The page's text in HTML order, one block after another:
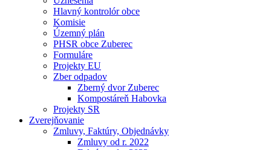
Hlavný kontrolór obce
Komisie
Územný plán
PHSR obce Zuberec
Formuláre
Projekty EU
Zber odpadov
Zberný dvor Zuberec
Kompostáreň Habovka
Projekty SR
Zverejňovanie
Zmluvy, Faktúry, Objednávky
Zmluvy od r. 2022